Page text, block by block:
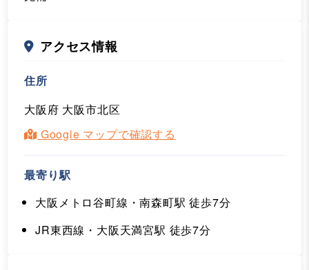
アクセス情報
住所
大阪府 大阪市北区
Google マップで確認する
最寄り駅
大阪メトロ谷町線・南森町駅 徒歩7分
JR東西線・大阪天満宮駅 徒歩7分